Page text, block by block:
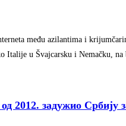
među azilantima i
Italije u Švajcarsku i Nemačku,
задужио Србију за